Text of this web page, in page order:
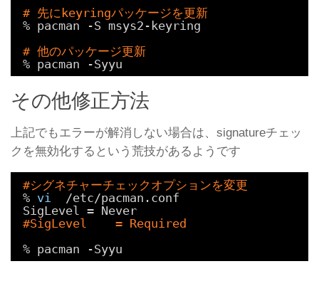
# 先にkeyringパッケージを更新
% pacman -S msys2-keyring
# 他のパッケージ更新
% pacman -Syyu
その他修正方法
上記でもエラーが解消しない場合は、signatureチェッ
クを無効化するという荒技があるようです
#シグネチャーチェックオプションを変更
% vi /etc/pacman .conf
SigLevel = Never
#SigLevel    = Required
% pacman -Syyu